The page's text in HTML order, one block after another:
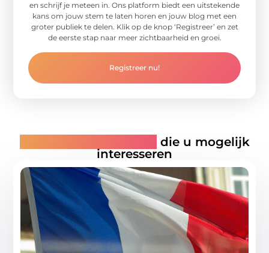
en schrijf je meteen in. Ons platform biedt een uitstekende
kans om jouw stem te laten horen en jouw blog met een
groter publiek te delen. Klik op de knop ‘Registreer’ en zet
de eerste stap naar meer zichtbaarheid en groei.
Registreer nu!
die u mogelijk
interesseren